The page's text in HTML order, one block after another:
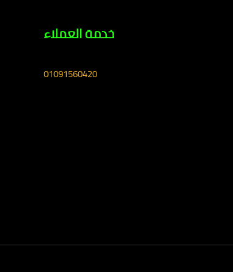
خدمة العملاء
01091560420